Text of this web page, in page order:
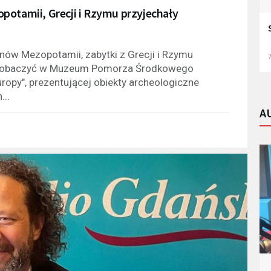
Grecji i Rzymu przyjechały
Mezopotamii, zabytki z Grecji i Rzymu
w Muzeum Pomorza Środkowego
prezentującej obiekty archeologiczne